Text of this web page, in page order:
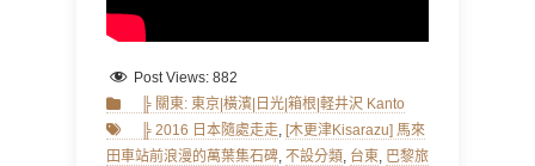
Post Views: 882
Categories
╠ 關東: 東京|橫濱|日光|箱根|軽井沢 Kanto
╠ 2016 日本隨處走走, [木更津Kisarazu] 馬來
田車站前浪漫的萬葉集石碑, 不設分類, 台東, 巴黎旅